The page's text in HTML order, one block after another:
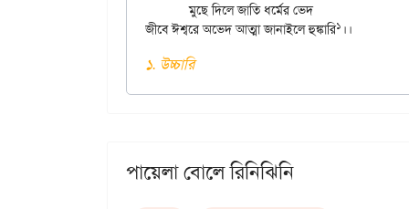
	মুছে দিলে জাতি ধর্মের ভেদ
জীবে ঈশ্বরে অভেদ আত্মা জানাইলে হুঙ্কারি১
১. উচ্চারি
পায়েলা বোলে রিনিঝিনি